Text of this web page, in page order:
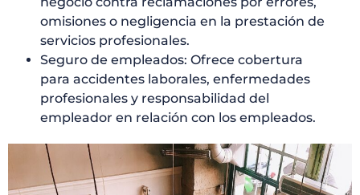
omisiones o negligencia en la prestación de
servicios profesionales.
Seguro de empleados: Ofrece cobertura
para accidentes laborales, enfermedades
profesionales y responsabilidad del
empleador en relación con los empleados.